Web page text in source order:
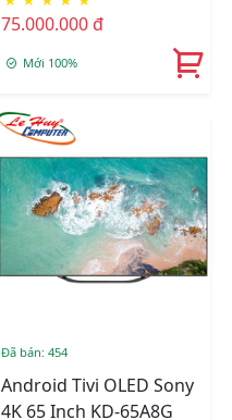
75.000.000 đ
Mới 100%
Đã bán: 454
Android Tivi OLED Sony
4K 65 Inch KD-65A8G